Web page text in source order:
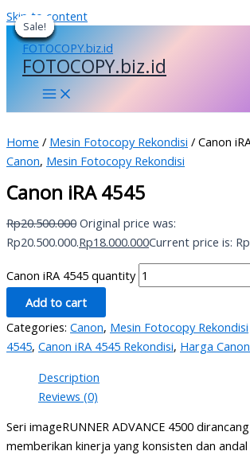
Skip to content
FOTOCOPY.biz.id
Sale!
Home / Mesin Fotocopy Rekondisi / Canon
Canon, Mesin Fotocopy Rekondisi
Canon iRA 4545
Rp20.500.000 Original price was:
Rp20.500.000.Rp18.000.000Current price is:
Canon iRA 4545 quantity
Add to cart
Categories: Canon, Mesin Fotocopy Rekondisi
4545, Canon iRA 4545 Rekondisi, Harga
Description
Reviews (0)
Seri imageRUNNER ADVANCE 4500
memberikan kinerja yang konsisten dan
Sale!
Sale!
Sale!
Sale!
Sale!
Sale!
Sale!
Sale!